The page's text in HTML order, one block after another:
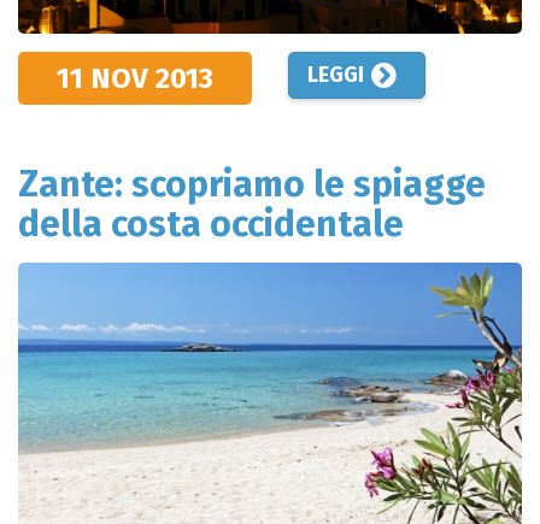
11 NOV 2013 LEGGI
Zante: scopriamo le spiagge
della costa occidentale